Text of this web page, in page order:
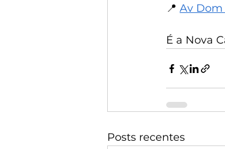
📍 Av Dom
É a Nova
Posts recentes